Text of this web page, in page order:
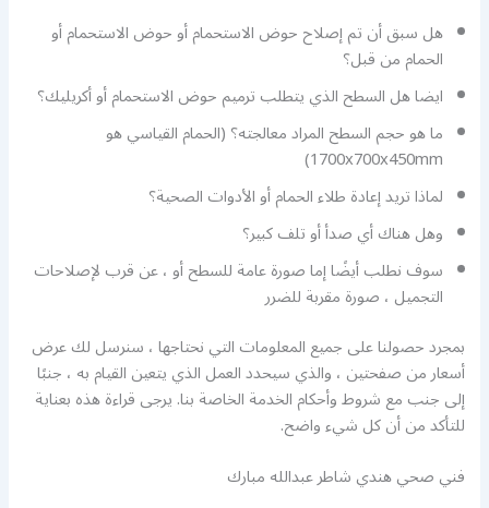
هل سبق أن تم إصلاح حوض الاستحمام أو حوض الاستحمام أو
الحمام من قبل؟
ايضا هل السطح الذي يتطلب ترميم حوض الاستحمام أو أكريليك؟
ما هو حجم السطح المراد معالجته؟ (الحمام القياسي هو
1700x700x450mm)
لماذا تريد إعادة طلاء الحمام أو الأدوات الصحية؟
وهل هناك أي صدأ أو تلف كبير؟
سوف نطلب أيضًا إما صورة عامة للسطح أو ، عن قرب لإصلاحات
التجميل ، صورة مقربة للضرر
بمجرد حصولنا على جميع المعلومات التي نحتاجها ، سنرسل لك عرض
أسعار من صفحتين ، والذي سيحدد العمل الذي يتعين القيام به ، جنبًا
إلى جنب مع شروط وأحكام الخدمة الخاصة بنا. يرجى قراءة هذه بعناية
للتأكد من أن كل شيء واضح.
فني صحي هندي شاطر عبدالله مبارك